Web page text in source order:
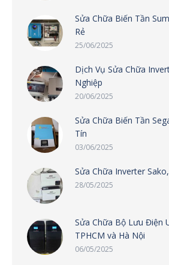
Sửa Chữa Biến Tần
Rẻ
25/06/2025
Dịch Vụ Sửa Chữa
Nghiệp
20/06/2025
Sửa Chữa Biến Tần
Tín
03/06/2025
Sửa Chữa Inverter
28/05/2025
Sửa Chữa Bộ Lưu Điện
TPHCM và Hà Nội
06/05/2025